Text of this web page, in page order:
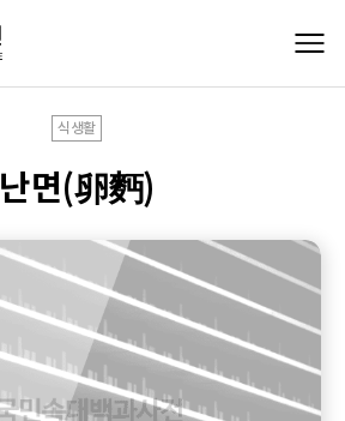
식생활
난면(卵麪)